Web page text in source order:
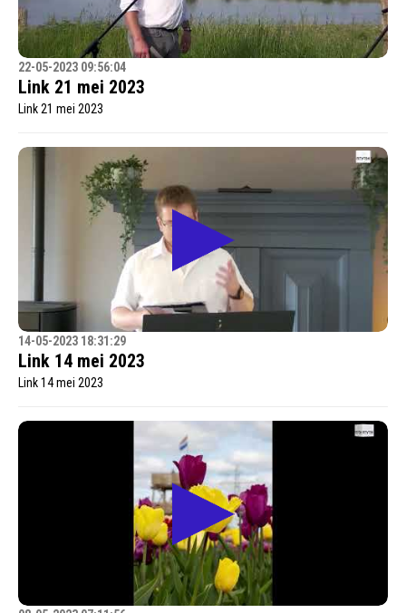
22-05-2023 09:56:04
Link 21 mei 2023
Link 21 mei 2023
14-05-2023 18:31:29
Link 14 mei 2023
Link 14 mei 2023